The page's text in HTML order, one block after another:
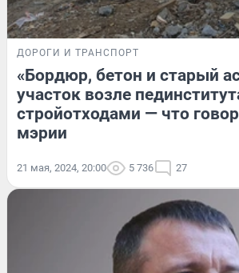
ДОРОГИ И ТРАНСПОРТ
«Бордюр, бетон и старый
участок возле
стройотходами — что
мэрии
21 мая, 2024, 20:00 5 736 27